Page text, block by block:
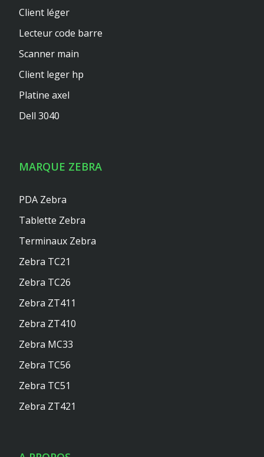
Client léger
Lecteur code barre
Scanner main
Client leger hp
Platine axel
Dell 3040
MARQUE ZEBRA
PDA Zebra
Tablette Zebra
Terminaux Zebra
Zebra TC21
Zebra TC26
Zebra ZT411
Zebra ZT410
Zebra MC33
Zebra TC56
Zebra TC51
Zebra ZT421